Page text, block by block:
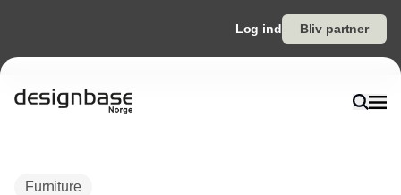
Log ind Bliv partner
Furniture